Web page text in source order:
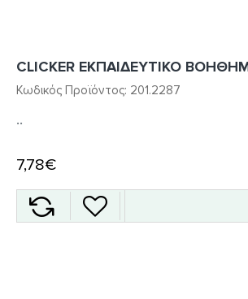
Κωδικός Προϊόντος: 201.2287
CLICKER ΕΚΠΑΙΔΕΥΤΙΚΟ
..
7,78€